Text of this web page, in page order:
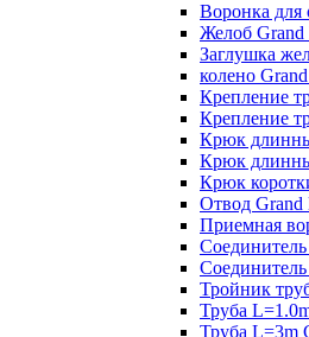
Воронка для
Желоб Grand
Заглушка
колено
Крепление
Крепление
Крюк
Крюк
Крюк
Отвод Grand
Приемная
Тройник
Труба
Труба L=3m